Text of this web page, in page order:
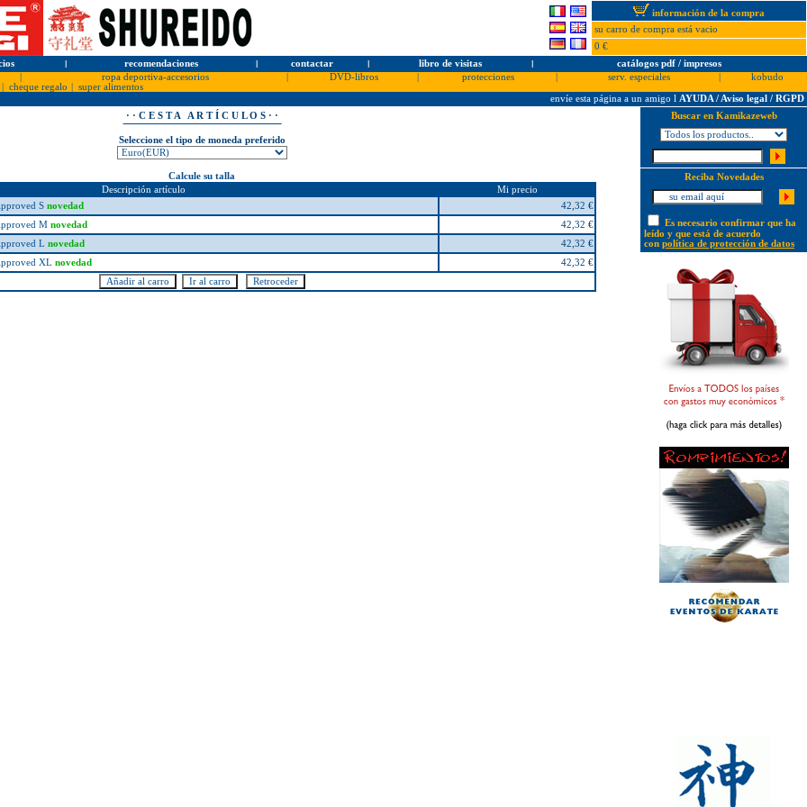
información de la compra
su carro de compra está vacio
0 €
l recomendaciones l contactar l libro de visitas l
catálogos pdf / impresos
ropa deportiva-accesorios DVD-libros protecciones serv. especiales
kobudo
cheque regalo
super alimentos
envíe esta página a un amigo l AYUDA / Aviso legal / RGPD
· · C E S T A A R T Í C U L O S · ·
Seleccione el tipo de moneda preferido
Calcule su talla
Descripción artículo
Mi precio
S novedad
42,32 €
M novedad
42,32 €
L novedad
42,32 €
XL novedad 42,32 €
Buscar en Kamikazeweb
Reciba Novedades
Es necesario confirmar que ha
leído y que está de acuerdo
con política de protección de datos